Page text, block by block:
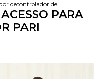
de acesso condominio
controlador de acesso para
PARA
PARI